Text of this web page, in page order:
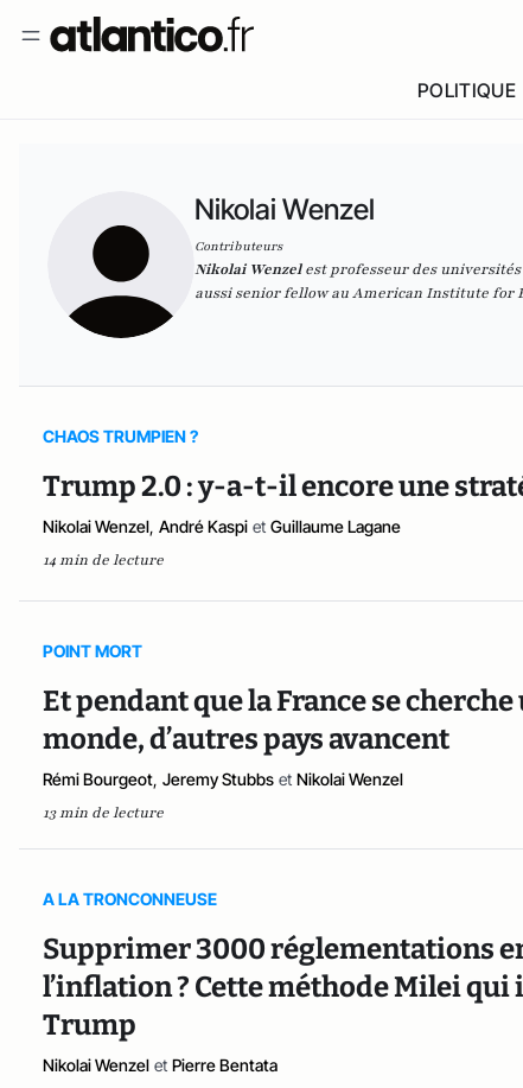
POLITIQUE
Nikolai Wenzel
Contributeurs
Nikolai Wenzelest professeur des universités
aussi senior fellow au American Institute for
CHAOS TRUMPIEN ?
Trump 2.0 : y-a-t-il encore une
Nikolai Wenzel, André Kaspi et Guillaume Lagane
14 min de lecture
POINT MORT
Et pendant que la France se
monde, d’autres pays avancent
Rémi Bourgeot, Jeremy Stubbs et Nikolai Wenzel
13 min de lecture
A LA TRONCONNEUSE
Supprimer 3000 réglementations
l’inflation ? Cette méthode Milei
Trump
Nikolai Wenzel et Pierre Bentata